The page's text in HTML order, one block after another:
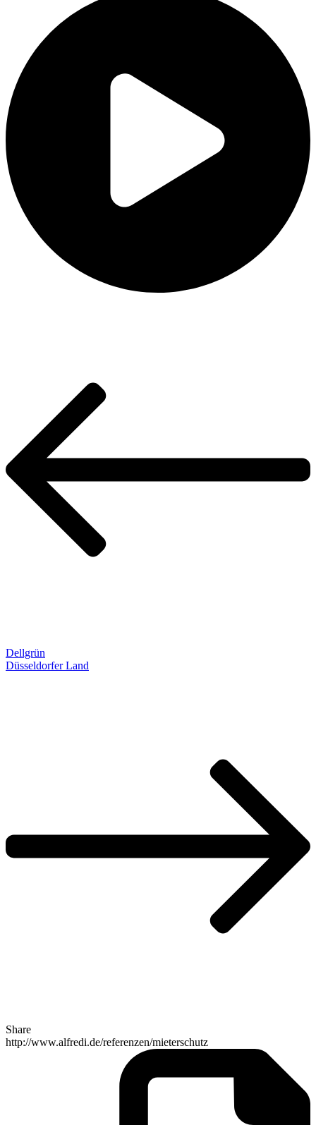
Dellgrün
Düsseldorfer Land
Share
http://www.alfredi.de/referenzen/mieterschutz